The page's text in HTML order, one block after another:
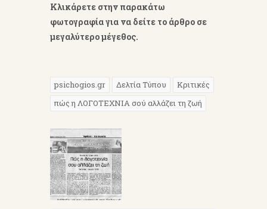
Κλικάρετε στην παρακάτω
φωτογραφία για να δείτε το άρθρο σε
μεγαλύτερο μέγεθος.
psichogios.gr Δελτία Τύπου
Κριτικές
πώς η ΛΟΓΟΤΕΧΝΙΑ σού αλλάζει τη ζωή